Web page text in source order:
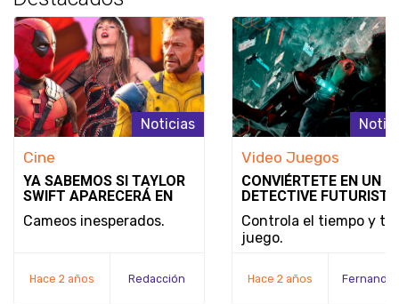
Noticias
Cine
YA SABEMOS SI TAYLOR
SWIFT APARECERÁ EN
DEADPOOL & WOLVERINE
Cameos inesperados.
Hace 2 años Redacción
Video Juegos
CONVIÉRTETE EN UN
DETECTIVE
SE REVELA EL MODO
JUEGO Y LA FECHA DE
LANZAMIENTO DE
Controla el tiempo y tu
juego.
Hace 2 años